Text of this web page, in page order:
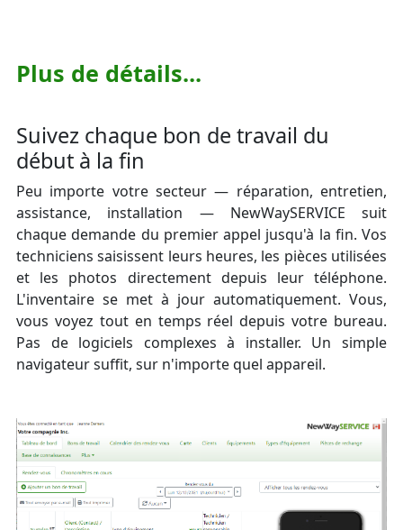
Plus de détails...
Suivez chaque bon de travail du
début à la fin
Peu importe votre secteur — réparation, entretien,
assistance, installation — NewWaySERVICE suit
chaque demande du premier appel jusqu'à la fin. Vos
techniciens saisissent leurs heures, les pièces utilisées
et les photos directement depuis leur téléphone.
L'inventaire se met à jour automatiquement. Vous,
vous voyez tout en temps réel depuis votre bureau.
Pas de logiciels complexes à installer. Un simple
navigateur suffit, sur n'importe quel appareil.